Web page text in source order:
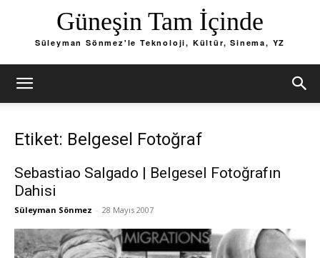
Güneşin Tam İçinde
Süleyman Sönmez'le Teknoloji, Kültür, Sinema, YZ
Etiket: Belgesel Fotoğraf
Sebastiao Salgado | Belgesel Fotoğrafın
Dahisi
Süleyman Sönmez - 28 Mayıs 2007